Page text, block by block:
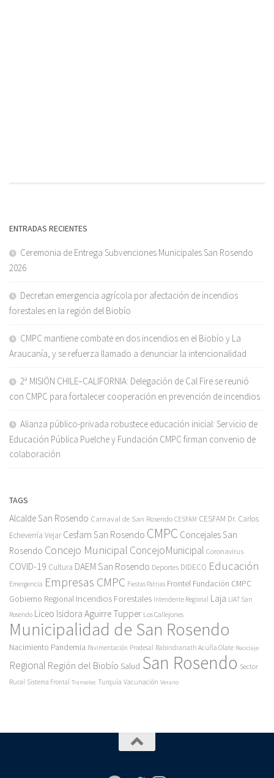
ENTRADAS RECIENTES
Ceremonia de Entrega Subvenciones Municipales San Rosendo
2026
Decretan emergencia agrícola por afectación de incendios
forestales en la región del Biobío
CMPC mantiene combate en dos incendios en el Biobío y La
Araucanía, y se refuerza llamado a denunciar la intencionalidad
2ª MISIÓN CHILE–CALIFORNIA: Delegación de Cal Fire se reunió
con CMPC para fortalecer cooperación en prevención de incendios
Alianza público-privada robustece educación inicial: Servicio de
Educación Pública Puelche y Fundación CMPC firman convenio de
colaboración
TAGS
Alcalde San Rosendo Carnaval de San Rosendo CESFAM CESFAM Dr. Carlos
Echeverría Vejar Cesfam San Rosendo CMPC Concejales San
Rosendo Concejo Municipal ConcejoMunicipal Coronavirus
COVID-19 Cultura DAEM San Rosendo Deportes DIDECO Educación
Emergencia Empresas CMPC Fiestas Patrias Frontel Fundación CMPC
Gobierno Regional Incendios Forestales Intendente Regional Laja LIAT San
Rosendo Liceo Isidora Aguirre Tupper Los Callejones
Municipalidad de San Rosendo
Nacimiento Pandemia Pavimentación Prodesal Rabindranath Acuña Olate Reciclaje
Regional Región del Biobío Salud San Rosendo Sector
Rural Sistema Frontal Transelec Turquía Vacunación Verano